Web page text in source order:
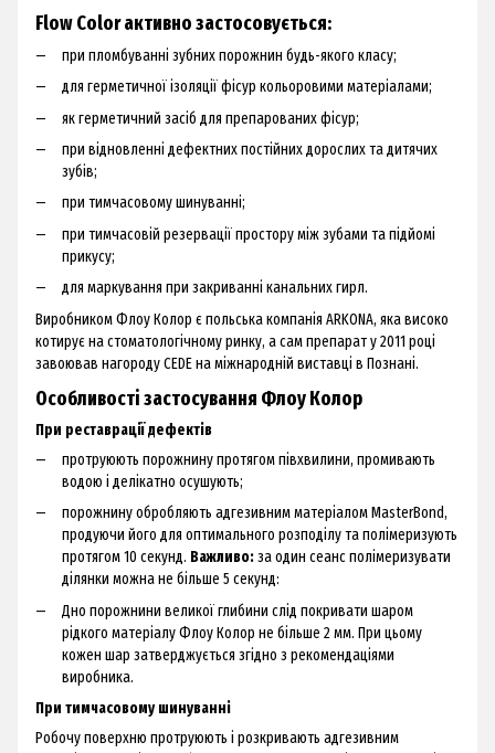
Flow Color активно застосовується:
при пломбуванні зубних порожнин будь-якого класу;
для герметичної ізоляції фісур кольоровими матеріалами;
як герметичний засіб для препарованих фісур;
при відновленні дефектних постійних дорослих та дитячих
зубів;
при тимчасовому шинуванні;
при тимчасовій резервації простору між зубами та підйомі
прикусу;
для маркування при закриванні канальних гирл.
Виробником Флоу Колор є польська компанія ARKONA, яка високо
котирує на стоматологічному ринку, а сам препарат у 2011 році
завоював нагороду CEDE на міжнародній виставці в Познані.
Особливості застосування Флоу Колор
При реставрації дефектів
протруюють порожнину протягом півхвилини, промивають
водою і делікатно осушують;
порожнину обробляють адгезивним матеріалом MasterBond,
продуючи його для оптимального розподілу та полімеризують
протягом 10 секунд. Важливо:за один сеанс полімеризувати
ділянки можна не більше 5 секунд:
Дно порожнини великої глибини слід покривати шаром
рідкого матеріалу Флоу Колор не більше 2 мм. При цьому
кожен шар затверджується згідно з рекомендаціями
виробника.
При тимчасовому шинуванні
Робочу поверхню протруюють і розкривають адгезивним